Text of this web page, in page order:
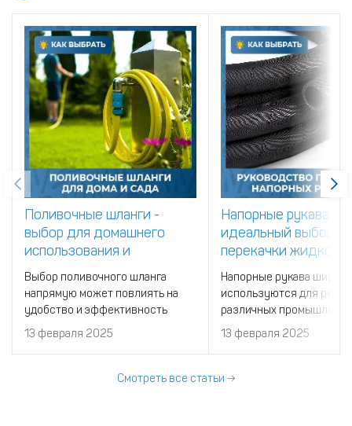
Поливочные шланги -
выбор для домашнего
использования и
садоводства
Выбор поливочного шланга
напрямую может повлиять на
удобство и эффективность
ухода за участком. Неправильно
подобранный шланг может
повреждению растений.
13 февраля 2025
Напорные рукава -
идеальный выбор
перекачки
газов и сыпучих
материалов
Напорные рукава широко
используются для
различных
бытовых задач.
13 февраля 2025
Смотреть все статьи →